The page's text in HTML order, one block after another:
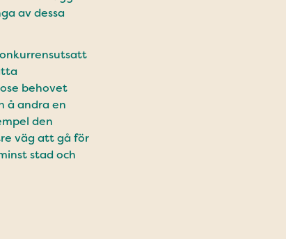
av dessa
behovet
å andra en
den
väg att gå för
stad och